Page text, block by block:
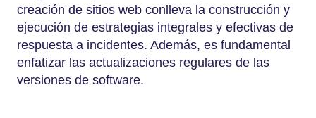
creación de sitios web conlleva la construcción y
ejecución de estrategias integrales y efectivas de
respuesta a incidentes. Además, es fundamental
enfatizar las actualizaciones regulares de las
versiones de software.